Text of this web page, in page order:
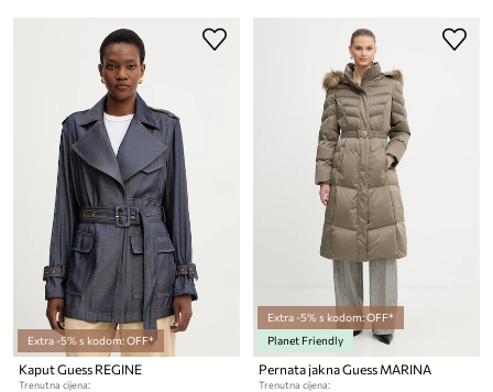
Extra -5% s kodom: OFF*
Kaput Guess REGINE
Trenutna cijena:
Extra -5% s kodom: OFF*
Planet Friendly
Pernata jakna Guess MARINA
Trenutna cijena: